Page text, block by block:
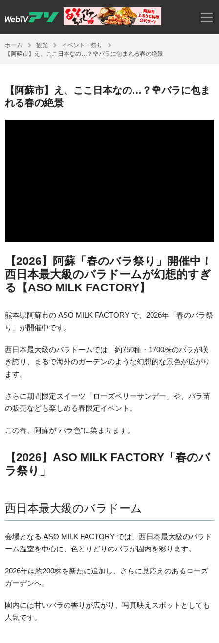
ホーム 観光
イベント・祭り
【阿蘇市】え、ここ日本なの…？🌹バラに包まれる春の絶景
【阿蘇市】え、ここ日本なの…？🌹バラに包ま
れる春の絶景
【2026】阿蘇「春のバラ祭り」開催中！
西日本最大級のバラドームが幻想的すぎ
る【ASO MILK FACTORY】
熊本県阿蘇市の ASO MILK FACTORY で、2026年「春のバラ祭
り」が開催中です。
西日本最大級のバラドームでは、約750種・1700株のバラが咲
き誇り、まるで海外のガーデンのような幻想的な景色が広がり
ます。
さらに期間限定スイーツ「ローズベリーサンデー」や、バラ苗
の販売なども楽しめる春限定イベント。
この春、阿蘇が“バラ色”に染まります。
【2026】ASO MILK FACTORY「春のバ
ラ祭り」
西日本最大級のバラドーム
会場となる ASO MILK FACTORY では、西日本最大級のバラド
ーム温室を中心に、色とりどりのバラが園内を彩ります。
2026年は約200株を新たに追加し、さらに見応えのあるローズ
ガーデンへ。
園内には甘いバラの香りが広がり、写真映えスポットとしても
人気です。